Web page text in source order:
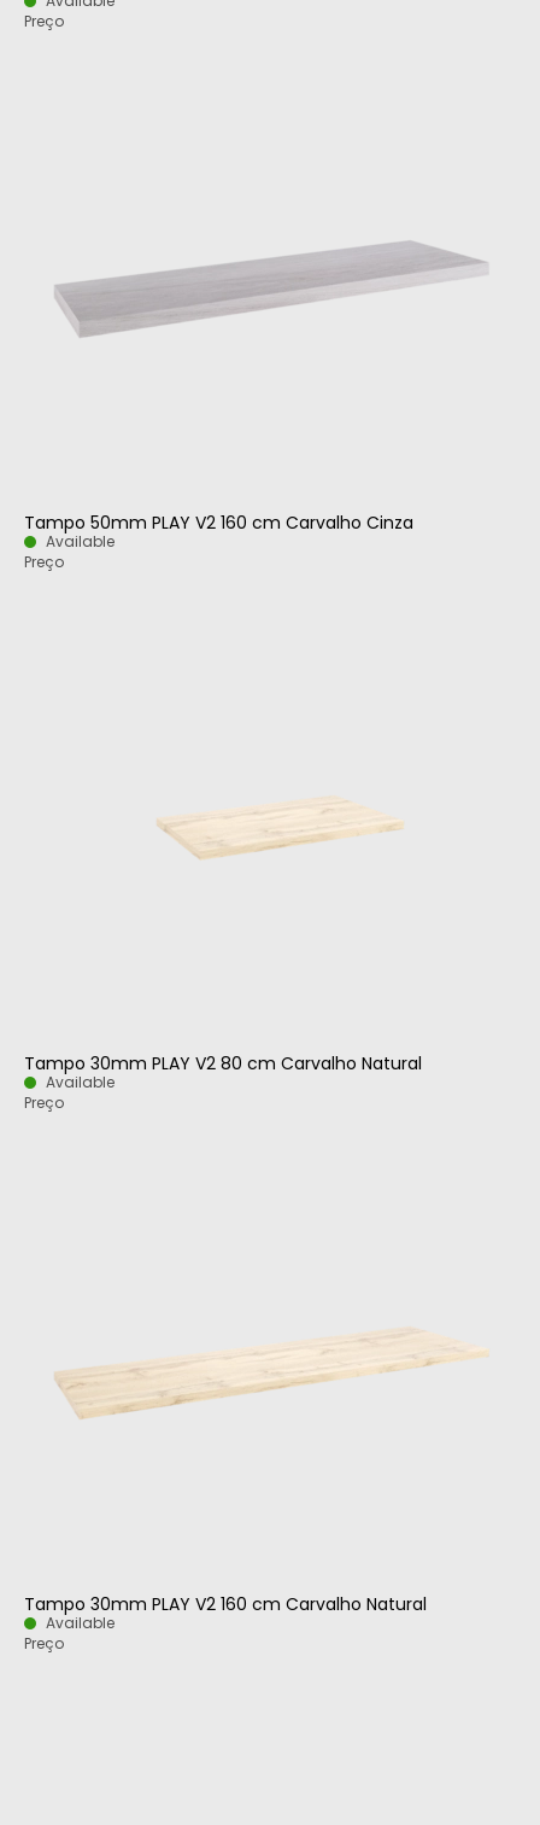
Preço
Tampo 50mm PLAY V2 160 cm Carvalho Cinza
Available
Preço
Tampo 30mm PLAY V2 80 cm Carvalho Natural
Available
Preço
Tampo 30mm PLAY V2 160 cm Carvalho Natural
Available
Preço